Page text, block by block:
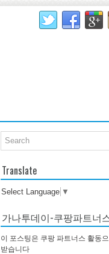
Translate
Select Language ▼
가나투데이-쿠팡파트너
이 포스팅은 쿠팡 파트너스 활동
받습니다